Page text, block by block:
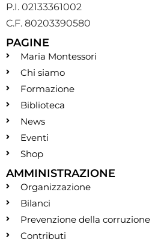
P.I. 02133361002
C.F. 80203390580
PAGINE
Maria Montessori
Chi siamo
Formazione
Biblioteca
News
Eventi
Shop
AMMINISTRAZIONE
Organizzazione
Bilanci
Prevenzione della corruzione
Contributi